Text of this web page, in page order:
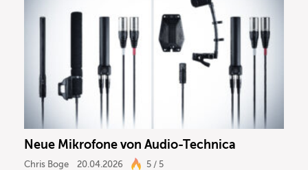
Drums
Keyboard
Neue Mikrofone von Audio-Technica
Chris Boge 20.04.2026 5 / 5